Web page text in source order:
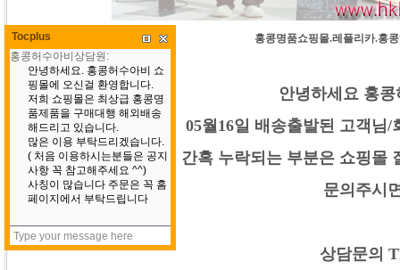
홍콩명품쇼핑몰.레플리카.홍
안녕하세요 홍
05월16일 배송출발된 고객님
간혹 누락되는 부분은 쇼핑몰
문의주시
상담문의
Tocplus